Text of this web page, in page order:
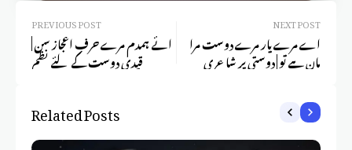
PREVIOUS POST
ائے ہمدم مرے حرفِ اعجاز سن |
قیدی دوست کے لئے نظم
NEXT POST
اے مرے یار مرے دوست مرا
مان ہے تو | دوستی پر شاعری
Related Posts